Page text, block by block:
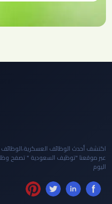
اكتشف أحدث الوظائف العسكرية،الوظائف
عبر موقعنا "توظيف السعودية " تصفح
اليوم